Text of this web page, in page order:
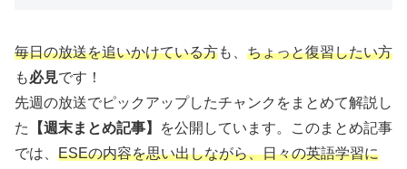
毎日の放送を追いかけている方も、 ちょっと復習したい方
も必見です！
先週の放送でピックアップしたチャンクをまとめて解説し
た
【週末まとめ記事】
を公開しています。このまとめ記事
では、 ESEの内容を思い出しながら、日々の英語学習に